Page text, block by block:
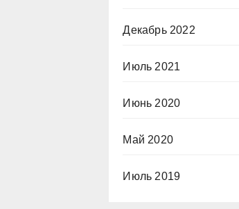
Декабрь 2022
Июль 2021
Июнь 2020
Май 2020
Июль 2019